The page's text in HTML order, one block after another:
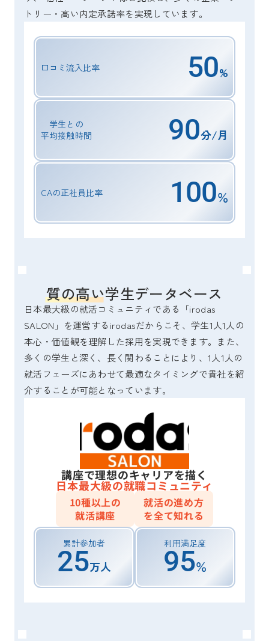
トリー・高い内定承諾率を実現しています。
口コミ流入比率 50%
学生との
平均接触時間
90分/月
CAの正社員比率 100％
質の高い学生データベース
日本最大級の就活コミュニティである「irodas
SALON」を運営するirodasだからこそ、学生1人1人の
本心・価値観を理解した採用を実現できます。また、
多くの学生と深く、長く関わることにより、1人1人の
就活フェーズにあわせて最適なタイミングで貴社を紹
介することが可能となっています。
講座で理想のキャリアを描く
日本最大級の就職コミュニティ
10種以上の
就活講座
就活の進め方
を全て知れる
累計参加者
25万人
利用満足度
95％